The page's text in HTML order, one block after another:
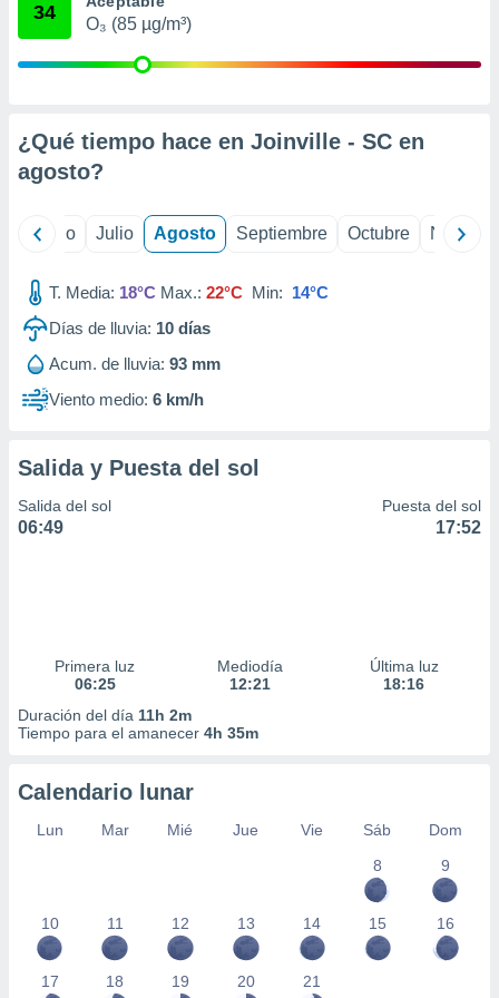
publicidad
publicidad
1199
34
O₃ (85 µg/m³)
¿Qué tiempo hace en Joinville - SC en
agosto?
Junio Julio Agosto Septiembre Octubre
T. Media: 18°C Max.: 22°C Min: 14°C
Días de lluvia: 10 días
Acum. de lluvia: 93 mm
Viento medio: 6 km/h
Salida y Puesta del sol
Salida del sol
06:49
Puesta del sol
17:52
Primera luz
06:25
Mediodía
12:21
Última luz
18:16
Duración del día 11h 2m
Tiempo para el amanecer 4h 35m
Calendario lunar
Lun Mar Mié Jue Vie Sáb
Dom
8
9
10 11 12 13 14 15 16
17 18 19 20 21